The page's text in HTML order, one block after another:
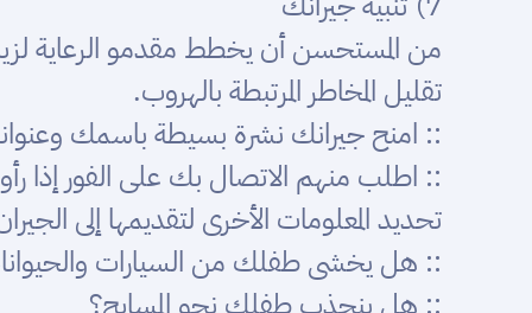
من المستحسن أن يخطط مقدمو الرعاية
تقليل المخاطر المرتبطة بالهروب.
:: امنح جيرانك نشرة بسيطة باسمك
:: اطلب منهم الاتصال بك على الفور إذا
تحديد المعلومات الأخرى لتقديمها إلى
:: هل يخشى طفلك من السيارات